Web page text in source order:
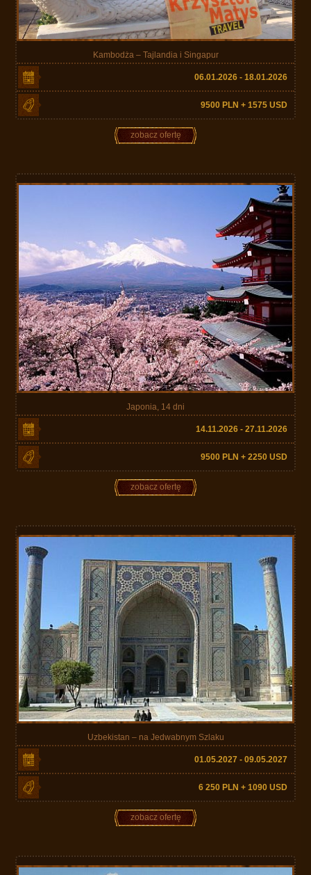
Kambodża – Tajlandia i Singapur
06.01.2026 - 18.01.2026
9500 PLN + 1575 USD
zobacz ofertę
Japonia, 14 dni
14.11.2026 - 27.11.2026
9500 PLN + 2250 USD
zobacz ofertę
Uzbekistan – na Jedwabnym Szlaku
01.05.2027 - 09.05.2027
6 250 PLN + 1090 USD
zobacz ofertę